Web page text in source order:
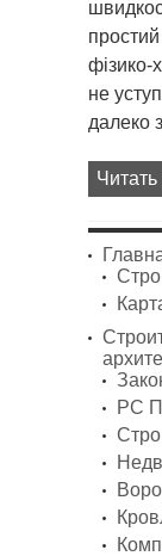
фізико-
не
далеко
PC